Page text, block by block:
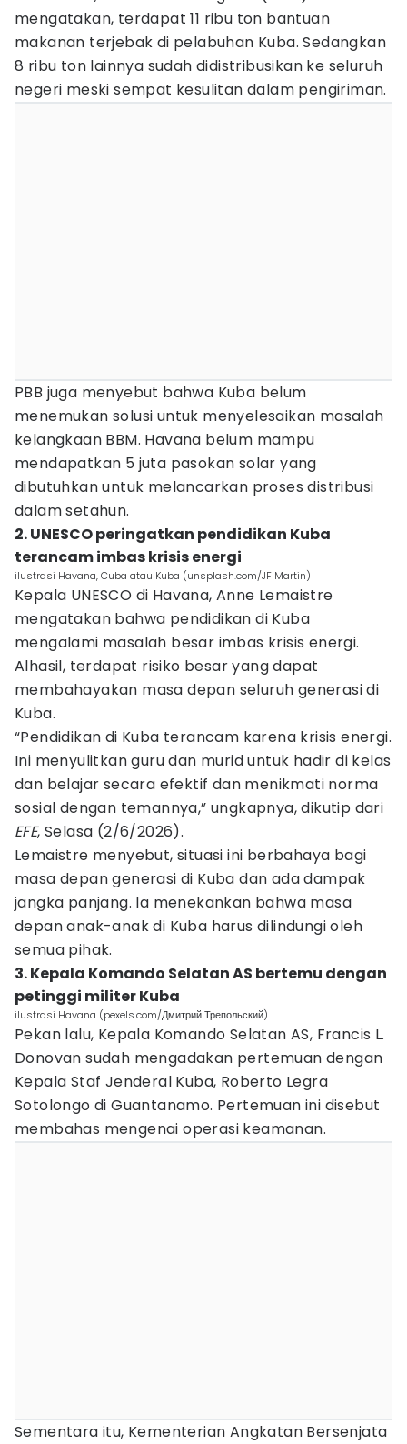
mengatakan, terdapat 11 ribu ton bantuan
makanan terjebak di pelabuhan Kuba. Sedangkan
8 ribu ton lainnya sudah didistribusikan ke seluruh
negeri meski sempat kesulitan dalam pengiriman.
PBB juga menyebut bahwa Kuba belum
menemukan solusi untuk menyelesaikan masalah
kelangkaan BBM. Havana belum mampu
mendapatkan 5 juta pasokan solar yang
dibutuhkan untuk melancarkan proses distribusi
dalam setahun.
2. UNESCO peringatkan pendidikan Kuba
terancam imbas krisis energi
ilustrasi Havana, Cuba atau Kuba (unsplash.com/JF Martin)
Kepala UNESCO di Havana, Anne Lemaistre
mengatakan bahwa pendidikan di Kuba
mengalami masalah besar imbas krisis energi.
Alhasil, terdapat risiko besar yang dapat
membahayakan masa depan seluruh generasi di
Kuba.
“Pendidikan di Kuba terancam karena krisis energi.
Ini menyulitkan guru dan murid untuk hadir di kelas
dan belajar secara efektif dan menikmati norma
sosial dengan temannya,” ungkapnya, dikutip dari
EFE, Selasa (2/6/2026).
Lemaistre menyebut, situasi ini berbahaya bagi
masa depan generasi di Kuba dan ada dampak
jangka panjang. Ia menekankan bahwa masa
depan anak-anak di Kuba harus dilindungi oleh
semua pihak.
3. Kepala Komando Selatan AS bertemu dengan
petinggi militer Kuba
ilustrasi Havana (pexels.com/Дмитрий Трепольский)
Pekan lalu, Kepala Komando Selatan AS, Francis L.
Donovan sudah mengadakan pertemuan dengan
Kepala Staf Jenderal Kuba, Roberto Legra
Sotolongo di Guantanamo. Pertemuan ini disebut
membahas mengenai operasi keamanan.
Sementara itu, Kementerian Angkatan Bersenjata